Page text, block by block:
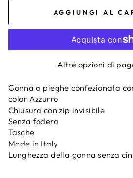
AGGIUNGI AL
Altre opzioni di
Gonna a pieghe confezionata
color Azzurro
Chiusura con zip invisibile
Senza fodera
Tasche
Made in Italy
Lunghezza della gonna senza